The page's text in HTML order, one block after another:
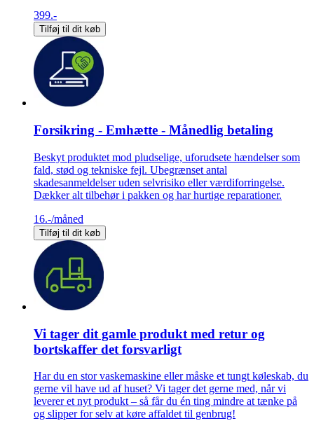
399.-
Tilføj til dit køb
Forsikring - Emhætte - Månedlig betaling
Beskyt produktet mod pludselige, uforudsete hændelser som
fald, stød og tekniske fejl. Ubegrænset antal
skadesanmeldelser uden selvrisiko eller værdiforringelse.
Dækker alt tilbehør i pakken og har hurtige reparationer.
16.-/måned
Tilføj til dit køb
Vi tager dit gamle produkt med retur og
bortskaffer det forsvarligt
Har du en stor vaskemaskine eller måske et tungt køleskab, du
gerne vil have ud af huset? Vi tager det gerne med, når vi
leverer et nyt produkt – så får du én ting mindre at tænke på
og slipper for selv at køre affaldet til genbrug!